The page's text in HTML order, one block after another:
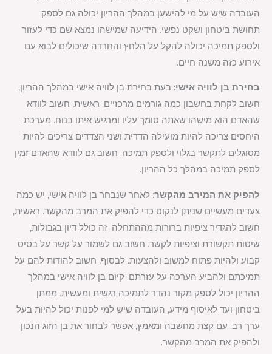
העובדה שיש על מי להישען במהלך ההריון יכולה גם לספק
תחושת ביטחון ושקט נפשי. הידיעה שמישהו נמצא שם כדי לעזור
ולספק תמיכה יכולה להקל על הלחץ והחרדה שיכולים לבוא עם
אירוע כזה משנה חיים.
בחירת בן לוויה אישי: בעת בחירת בן לוויה אישי במהלך ההריון,
חשוב לקחת בחשבון כמה גורמים מרכזיים. ראשית, חשוב לוודא
שהאדם הוא מישהו שאתה סומך עליו ומרגיש איתו בנוח. מערכת
היחסים צריכה להיות מועילה הדדית ושני הצדדים צריכים להיות
מסוגלים לתקשר בגלוי ולספק תמיכה. חשוב גם לוודא שהאדם זמין
לספק תמיכה במהלך כל ההריון.
להפיק את המירב מהקשר: לאחר שנבחר בן לוויה אישי, יש כמה
צעדים מעשיים שניתן לנקוט כדי להפיק את המרב מהקשר. ראשית,
חשוב להגדיר ציפיות ברורות מההתחלה. זה כולל דיון בגבולות,
שיטות תקשורת וציפיות לקשר. חשוב גם לשמור על קשר על בסיס
קבוע ולהיות פתוח למשוב ולהצעות. לבסוף, חשוב להודות להם על
תמיכתם ולהביע הערכה על עזרתם. קיום בן לוויה אישי במהלך
ההריון יכול לספק מקור נהדר לתמיכה רגשית ומעשית. ממתן
ביטחון ועד לאיסוף מידע, העובדה שיש למי לפנות יכול להיות בעל
ערך רב. עם קצת מחשבה ומאמץ, אפשר לבחור את בן הזוג הנכון
ולהפיק את המרב מהקשר.